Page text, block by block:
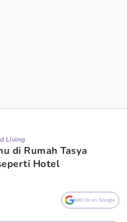
Living
di Rumah Tasya
Hotel
Add Us on Google